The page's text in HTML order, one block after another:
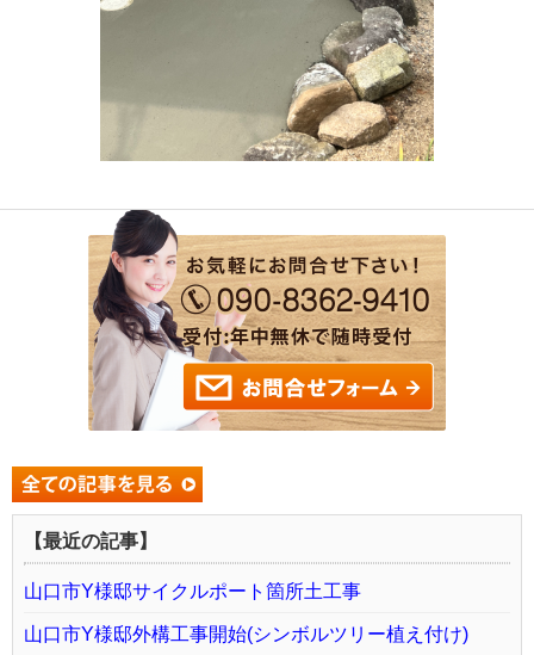
【最近の記事】
山口市Y様邸サイクルポート箇所土工事
山口市Y様邸外構工事開始(シンボルツリー植え付け)